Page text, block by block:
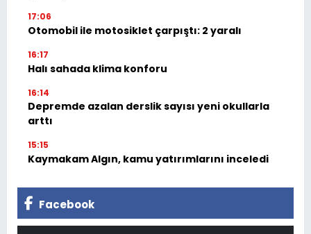
17:06
Otomobil ile motosiklet çarpıştı: 2 yaralı
16:17
Halı sahada klima konforu
16:14
Depremde azalan derslik sayısı yeni okullarla
arttı
15:15
Kaymakam Algın, kamu yatırımlarını inceledi
Facebook